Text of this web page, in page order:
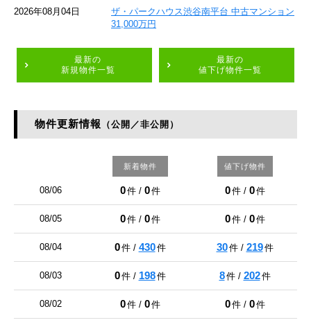
2026年08月04日
ザ・パークハウス渋谷南平台 中古マンション
31,000万円
最新の
新規物件一覧
最新の
値下げ物件一覧
物件更新情報 （公開／非公開）
新着物件 値下げ物件
08/06 0件 / 0件 0件 / 0件
08/05 0件 / 0件 0件 / 0件
08/04 0件 / 430件 30件 / 219件
08/03 0件 / 198件 8件 / 202件
08/02 0件 / 0件 0件 / 0件